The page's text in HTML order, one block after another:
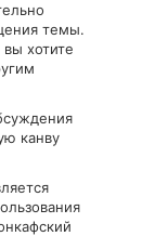
темы.
хотите
канву